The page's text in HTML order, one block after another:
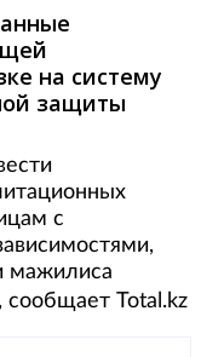
на систему
защиты
с
мажилиса
, сообщает Total.kz